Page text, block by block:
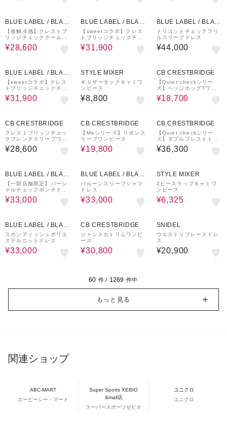
BLUE LABEL / BLAC
K LABEL CRESTBRI
DGE
【接触冷感】クレストブ
リッジチェッククールド
ライドッキングドレス
¥28,600
BLUE LABEL / BLAC
K LABEL CRESTBRI
DGE
【sweetコラボ】クレス
トブリッジチェックチュ
ールプリントドレスセッ
ト
¥31,900
BLUE LABEL / BLAC
K LABEL CRESTBRI
DGE
トリコットチェックフリ
ルスリーブドレス
¥44,000
BLUE LABEL / BLAC
K LABEL CRESTBRI
DGE
【sweetコラボ】クレス
トブリッジチェックチュ
ールプリントドレスセッ
ト
¥31,900
STYLE MIXER
ギャザータックキャミワ
ンピース
¥8,800
CB CRESTBRIDGE
【Quiet checkシリー
ズ】ヘッジホッグTワン
ピース
¥18,700
CB CRESTBRIDGE
クレストブリッジチェッ
クフレンチスリーブワン
ピース
¥28,600
CB CRESTBRIDGE
【Meシリーズ】リボンス
リーブワンピース
¥19,800
CB CRESTBRIDGE
【Quiet checkシリー
ズ】ダブルブレストトレ
ンチワンピース
¥36,300
BLUE LABEL / BLAC
K LABEL CRESTBRI
DGE
【一部店舗限定】パーシ
ャルチェックポンチドレ
ス
¥33,000
BLUE LABEL / BLAC
K LABEL CRESTBRI
DGE
バルーンスリーブシャツ
ドレス
¥33,000
STYLE MIXER
2ピースラップキャミワ
ンピース
¥6,325
BLUE LABEL / BLAC
K LABEL CRESTBRI
DGE
スポンディッシュポリエ
ステルニットドレス
¥33,000
CB CRESTBRIDGE
ジャンスカトリムワンピ
ース
¥30,800
SNIDEL
ウエストリブレースドレ
ス
¥20,900
60 件 / 1269 件中
もっと見る
関連ショップ
ABC-MART
エービーシー・マート
Super Sports XEBIO
&mall店
スーパースポーツゼビオ
ユニクロ
ユニクロ